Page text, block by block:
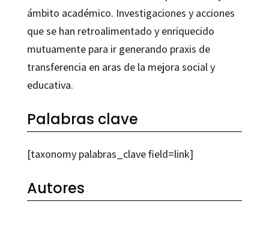
ámbito académico. Investigaciones y acciones
que se han retroalimentado y enriquecido
mutuamente para ir generando praxis de
transferencia en aras de la mejora social y
educativa.
Palabras clave
[taxonomy palabras_clave field=link]
Autores